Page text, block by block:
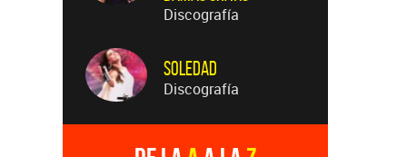
Discografía
Soledad
Discografía